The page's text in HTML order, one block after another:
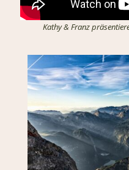
Kathy & Franz